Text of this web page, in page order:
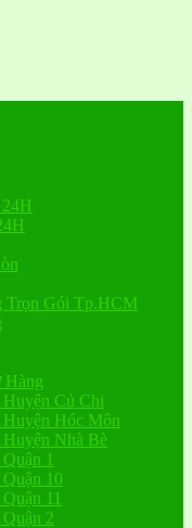
Trọn Gói Tp.HCM
Hàng
Củ Chi
Hóc Môn
Nhà Bè
1
10
11
2